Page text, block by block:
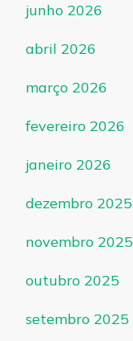
junho 2026
abril 2026
março 2026
fevereiro 2026
janeiro 2026
dezembro 2025
novembro 2025
outubro 2025
setembro 2025